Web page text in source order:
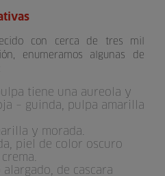
con cerca de tres mil
enumeramos algunas de
tiene una aureola y
– guinda, pulpa amarilla
y morada.
piel de color oscuro
de cascara